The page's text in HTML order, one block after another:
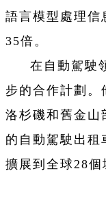
語言模型處理信
35倍。
在自動駕駛
步的合作計劃。
洛杉磯和舊金山
的自動駕駛出租
擴展到全球28個